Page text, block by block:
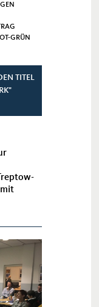
GRÜN
TITEL
mit
von